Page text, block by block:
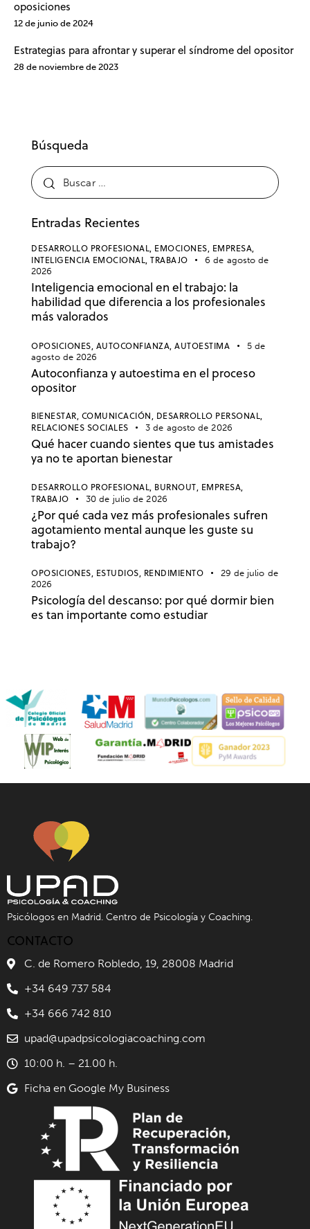
oposiciones
12 de junio de 2024
Estrategias para afrontar y superar el síndrome del opositor
28 de noviembre de 2023
Búsqueda
Entradas Recientes
DESARROLLO PROFESIONAL, EMOCIONES, EMPRESA,
INTELIGENCIA EMOCIONAL, TRABAJO
6 de agosto de
2026
Inteligencia emocional en el trabajo: la
habilidad que diferencia a los profesionales
más valorados
OPOSICIONES, AUTOCONFIANZA, AUTOESTIMA
5 de
agosto de 2026
Autoconfianza y autoestima en el proceso
opositor
BIENESTAR, COMUNICACIÓN, DESARROLLO PERSONAL,
RELACIONES SOCIALES
3 de agosto de 2026
Qué hacer cuando sientes que tus amistades
ya no te aportan bienestar
DESARROLLO PROFESIONAL, BURNOUT, EMPRESA,
TRABAJO
30 de julio de 2026
¿Por qué cada vez más profesionales sufren
agotamiento mental aunque les guste su
trabajo?
OPOSICIONES, ESTUDIOS, RENDIMIENTO
29 de julio de
2026
Psicología del descanso: por qué dormir bien
es tan importante como estudiar
Psicólogos en Madrid. Centro de Psicología y Coaching.
CONTACTO
C. de Romero Robledo, 19, 28008 Madrid
+34 649 737 584
+34 666 742 810
upad@upadpsicologiacoaching.com
10:00 h. – 21.00 h.
Ficha en Google My Business